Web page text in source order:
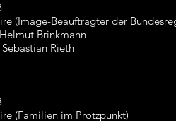
(Image-Beauftragter der
Brinkmann
Rieth
(Familien im Protzpunkt)